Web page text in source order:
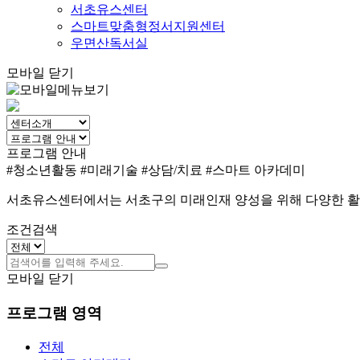
서초유스센터
스마트맞춤형정서지원센터
우면산독서실
모바일 닫기
프로그램 안내
#청소년활동 #미래기술 #상담/치료 #스마트 아카데미
서초유스센터에서는 서초구의 미래인재 양성을 위해 다양한
조건검색
모바일 닫기
프로그램 영역
전체